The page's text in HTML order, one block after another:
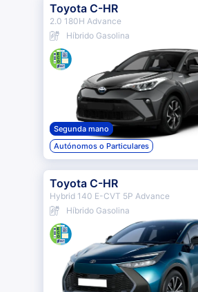
Toyota C-HR
2.0 180H Advance
Híbrido Gasolina
Segunda mano
Autónomos o Particulares
Toyota C-HR
Hybrid 140 E-CVT 5P Advance
Híbrido Gasolina